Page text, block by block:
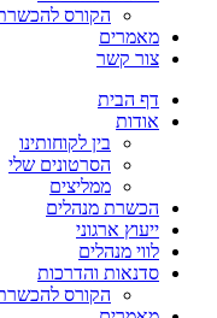
הקורס להכשרת
מאמרים
צור קשר
דף הבית
אודות
בין לקוחותינו
הסרטונים שלי
ממליצים
הכשרת מנהלים
ייעוץ ארגוני
לווי מנהלים
סדנאות והדרכות
הקורס להכשרת